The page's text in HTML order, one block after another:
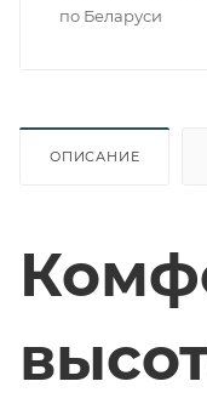
по Беларуси
ОПИСАНИЕ